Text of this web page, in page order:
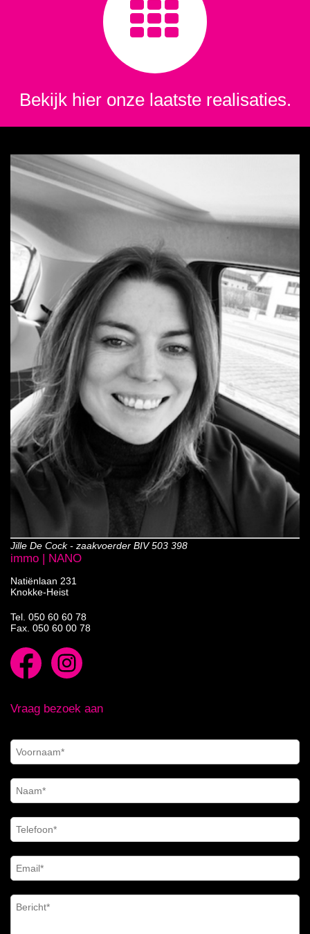
Bekijk hier onze laatste realisaties.
Jille De Cock - zaakvoerder BIV 503 398
immo | NANO
Natiënlaan 231
Knokke-Heist
Tel. 050 60 60 78
Fax. 050 60 00 78
Vraag bezoek aan